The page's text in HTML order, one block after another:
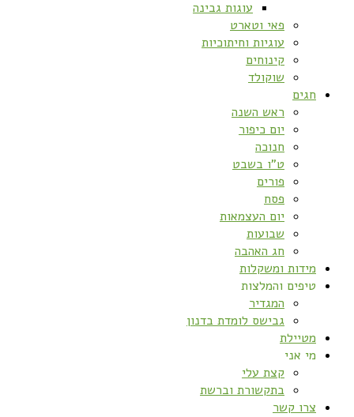
עוגות גבינה
פאי וטארט
עוגיות וחיתוכיות
קינוחים
שוקולד
חגים
ראש השנה
יום כיפור
חנוכה
ט”ו בשבט
פורים
פסח
יום העצמאות
שבועות
חג האהבה
מידות ומשקלות
טיפים והמלצות
המגדיר
גבישס לומדת בדנון
מטיילת
מי אני
קצת עלי
בתקשורת וברשת
צרו קשר